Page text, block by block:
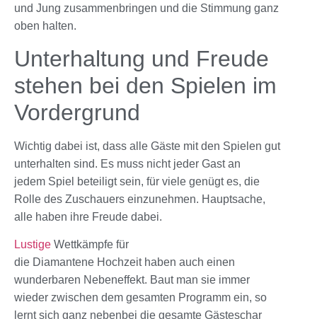
und Jung zusammenbringen und die Stimmung ganz
oben halten.
Unterhaltung und Freude
stehen bei den Spielen im
Vordergrund
Wichtig dabei ist, dass alle Gäste mit den Spielen gut
unterhalten sind. Es muss nicht jeder Gast an
jedem Spiel beteiligt sein, für viele genügt es, die
Rolle des Zuschauers einzunehmen. Hauptsache,
alle haben ihre Freude dabei.
Lustige Wettkämpfe für
die Diamantene Hochzeithaben auch einen
wunderbaren Nebeneffekt. Baut man sie immer
wieder zwischen dem gesamten Programm ein, so
lernt sich ganz nebenbei die gesamte Gästeschar